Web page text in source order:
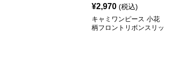
¥2,970 (税込)
キャミワンピース 小花
柄フロントリボンスリッ